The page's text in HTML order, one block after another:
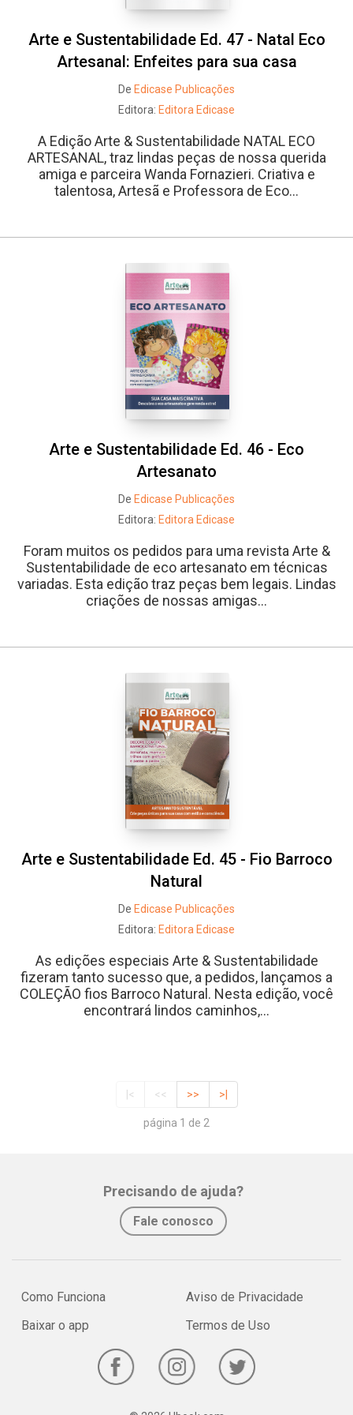
Arte e Sustentabilidade Ed. 47 - Natal Eco
Artesanal: Enfeites para sua casa
De Edicase Publicações
Editora: Editora Edicase
A Edição Arte & Sustentabilidade NATAL ECO
ARTESANAL, traz lindas peças de nossa querida
amiga e parceira Wanda Fornazieri. Criativa e
talentosa, Artesã e Professora de Eco...
Arte e Sustentabilidade Ed. 46 - Eco
Artesanato
De Edicase Publicações
Editora: Editora Edicase
Foram muitos os pedidos para uma revista Arte &
Sustentabilidade de eco artesanato em técnicas
variadas. Esta edição traz peças bem legais. Lindas
criações de nossas amigas...
Arte e Sustentabilidade Ed. 45 - Fio Barroco
Natural
De Edicase Publicações
Editora: Editora Edicase
As edições especiais Arte & Sustentabilidade
fizeram tanto sucesso que, a pedidos, lançamos a
COLEÇÃO fios Barroco Natural. Nesta edição, você
encontrará lindos caminhos,...
|< << >> >|
página 1 de 2
Precisando de ajuda?
Fale conosco
Como Funciona
Baixar o app
Aviso de Privacidade
Termos de Uso